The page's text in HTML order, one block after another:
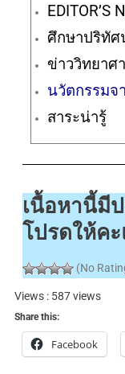
EDITOR’S
ศึกษาปริทัศ
ข่าววิทยาศ
นวัตกรรมจ
สาระน่ารู้
เนื้อหานี้มี
โปรดให้ค
(No
Views : 587 views
Share this:
Facebook